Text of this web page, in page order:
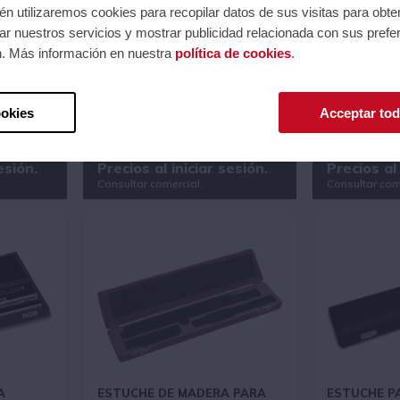
ESTUCHE DE MADERA PARA
Precios al iniciar sesión.
Consultar comercial.
Serie:
Precios
Consultar
ESTUCHE DE MADERA PARA ESTUCHE
utilizaremos cookies para recopilar datos de sus visitas para
nuestros servicios y mostrar publicidad relacionada con sus
Más información en nuestra política de cookies.
Acceptar